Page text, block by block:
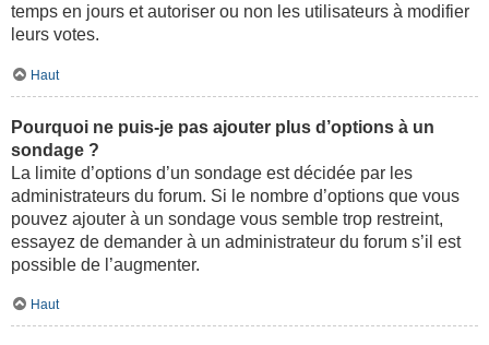
temps en jours et autoriser ou non les utilisateurs à modifier
leurs votes.
Haut
Pourquoi ne puis-je pas ajouter plus d’options à un
sondage ?
La limite d’options d’un sondage est décidée par les
administrateurs du forum. Si le nombre d’options que vous
pouvez ajouter à un sondage vous semble trop restreint,
essayez de demander à un administrateur du forum s’il est
possible de l’augmenter.
Haut